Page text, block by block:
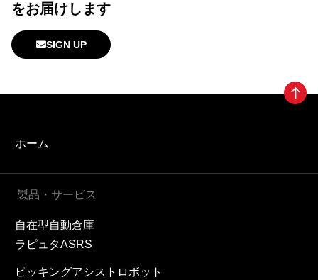
をお届けします
SIGN UP
ホーム
製品・サービス
自在型自動倉庫
ラピュタASRS
ピッキングアシストロボット